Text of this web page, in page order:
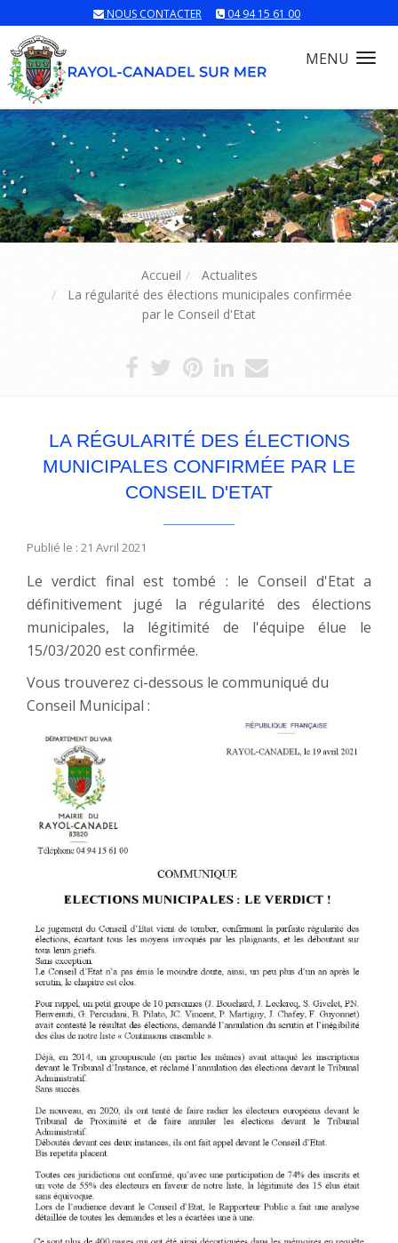
NOUS CONTACTER 04 94 15 61 00
MENU
Accueil
Actualites
La régularité des élections municipales confirmée
par le Conseil d'Etat
LA RÉGULARITÉ DES ÉLECTIONS
MUNICIPALES CONFIRMÉE PAR LE
CONSEIL D'ETAT
Publié le : 21 Avril 2021
Le verdict final est tombé : le Conseil d'Etat a
définitivement jugé la régularité des élections
municipales, la légitimité de l'équipe élue le
15/03/2020 est confirmée.
Vous trouverez ci-dessous le communiqué du
Conseil Municipal :